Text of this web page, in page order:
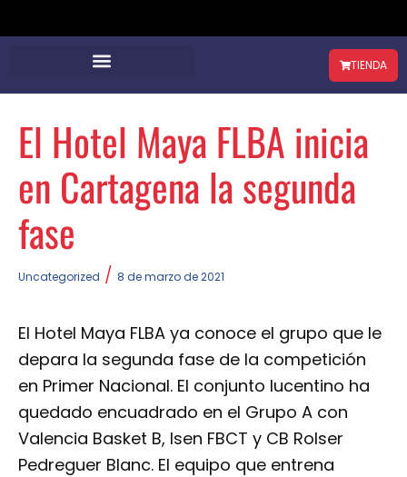
TIENDA
El Hotel Maya FLBA inicia
en Cartagena la segunda
fase
Uncategorized / 8 de marzo de 2021
El Hotel Maya FLBA ya conoce el grupo que le
depara la segunda fase de la competición
en Primer Nacional. El conjunto lucentino ha
quedado encuadrado en el Grupo A con
Valencia Basket B, Isen FBCT y CB Rolser
Pedreguer Blanc. El equipo que entrena